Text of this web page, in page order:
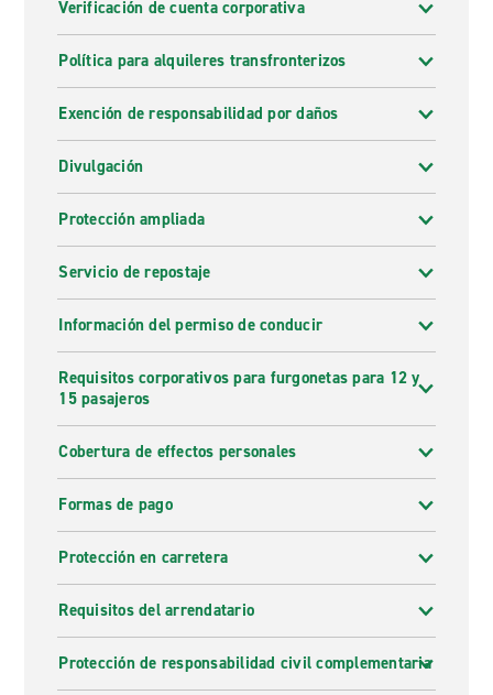
Verificación de cuenta corporativa
Política para alquileres transfronterizos
Exención de responsabilidad por daños
Divulgación
Protección ampliada
Servicio de repostaje
Información del permiso de conducir
Requisitos corporativos para furgonetas para 12 y
15 pasajeros
Cobertura de effectos personales
Formas de pago
Protección en carretera
Requisitos del arrendatario
Protección de responsabilidad civil complementaria